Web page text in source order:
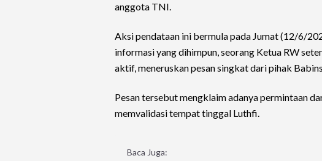
anggota TNI.
Aksi pendataan ini bermula pada Jumat (12/6/
informasi yang dihimpun, seorang Ketua RW
aktif, meneruskan pesan singkat dari pihak
Pesan tersebut mengklaim adanya permintaan
memvalidasi tempat tinggal Luthfi.
Baca Juga: